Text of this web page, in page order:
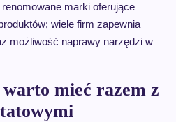
marki oferujące
wiele firm zapewnia
możliwość naprawy narzędzi w
mieć razem z